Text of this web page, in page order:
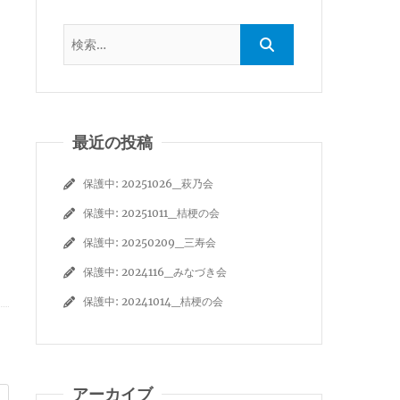
最近の投稿
保護中: 20251026_萩乃会
保護中: 20251011_桔梗の会
保護中: 20250209_三寿会
保護中: 2024116_みなづき会
保護中: 20241014_桔梗の会
アーカイブ